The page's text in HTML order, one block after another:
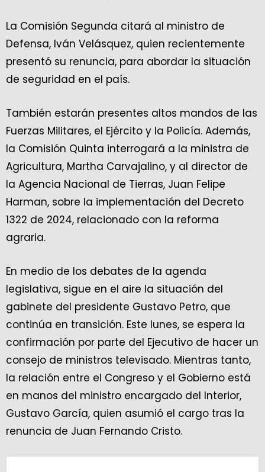
La Comisión Segunda citará al ministro de
Defensa, Iván Velásquez, quien recientemente
presentó su renuncia, para abordar la situación
de seguridad en el país.
También estarán presentes altos mandos de las
Fuerzas Militares, el Ejército y la Policía. Además,
la Comisión Quinta interrogará a la ministra de
Agricultura, Martha Carvajalino, y al director de
la Agencia Nacional de Tierras, Juan Felipe
Harman, sobre la implementación del Decreto
1322 de 2024, relacionado con la reforma
agraria.
En medio de los debates de la agenda
legislativa, sigue en el aire la situación del
gabinete del presidente Gustavo Petro, que
continúa en transición. Este lunes, se espera la
confirmación por parte del Ejecutivo de hacer un
consejo de ministros televisado. Mientras tanto,
la relación entre el Congreso y el Gobierno está
en manos del ministro encargado del Interior,
Gustavo García, quien asumió el cargo tras la
renuncia de Juan Fernando Cristo.